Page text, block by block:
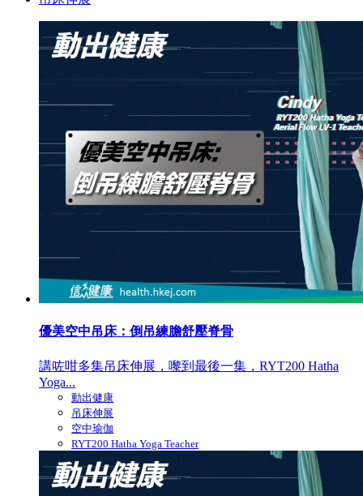
優美空中吊床：倒吊練膽舒壓脊骨
講咗咁多集吊床伸展，嚟到最後一集，RYT200 Hatha
Yoga...
動出健康
吊床伸展
空中瑜伽
RYT200 Hatha Yoga Teacher